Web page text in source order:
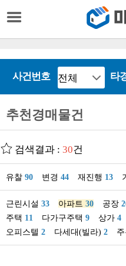
사건번호 타
추천경매물건
검색결과 : 30건
유찰 90 변경 44 재진행 13
근린시설 33 아파트 30 공장
주택 11 다가구주택 9 상가 4
오피스텔 2 다세대(빌라) 2